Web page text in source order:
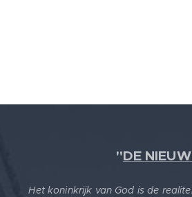
"DE
Het koninkrijk van God is de